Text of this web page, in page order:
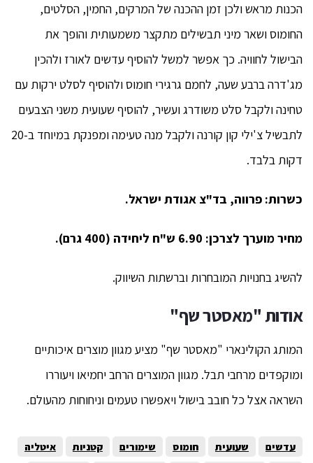
הכנות מראש ולכן זמן ההכנה של המרקים, החמין, הסלטים,
החומוס ושאר מיני תבשילים מתקצר משמעותית והופך את
הבישול לחוויה. כך אפשר למשל להוסיף עדשים לאורז ולהכין
מג'דרה ברבע שעה, לחמם גרגירי חומוס ולהוסיף לסלט ירקות עם
טחינה ולקבל סלט משודרג ועשיר, להוסיף שעועית משני הצבעים
לתבשיל צ'ילי קון קורנה ולקבל מנה טעימה ומפנקת במיוחד ב-20
דקות בלבד.
כשרות: פרווה, בד"צ אגודת ישראל.
מחיר מוערך לצרכן: 6.90 ש"ח ליחידה (400 גרם).
להשיג בחנויות המובחרות וברשתות השיווק.
אודות "מאסטר שף"
המותג הקולינארי "מאסטר שף" מציע מגוון מוצרים איכותיים
ומוקפדים מרחבי תבל. מגוון המוצרים הרחב יחמיאו ויעוררו
השראה אצל כל חובב בישול ויאפשרו טעמים וניחוחות מהעולם.
עדשים שעועית חומוס שימורים קטניות
איטליה